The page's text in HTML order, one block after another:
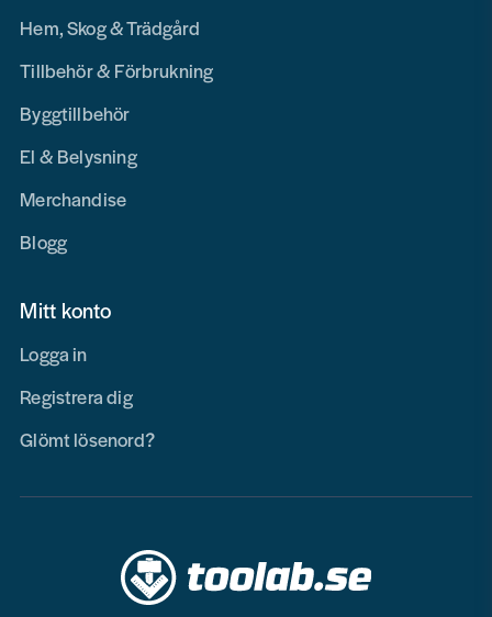
Hem, Skog & Trädgård
Tillbehör & Förbrukning
Byggtillbehör
El & Belysning
Merchandise
Blogg
Mitt konto
Logga in
Registrera dig
Glömt lösenord?